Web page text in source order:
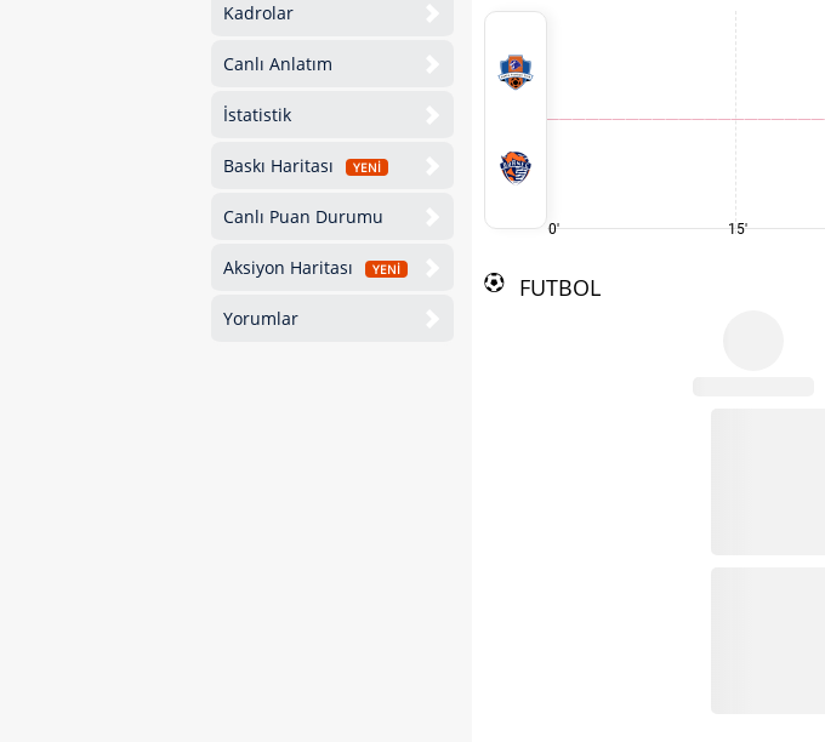
Kadrolar
Canlı Anlatım
İstatistik
Baskı Haritası YENİ
Canlı Puan Durumu
Aksiyon Haritası YENİ
Yorumlar
0' 15'
FUTBOL